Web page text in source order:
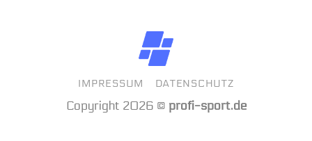
IMPRESSUM DATENSCHUTZ
Copyright 2026 © profi-sport.de